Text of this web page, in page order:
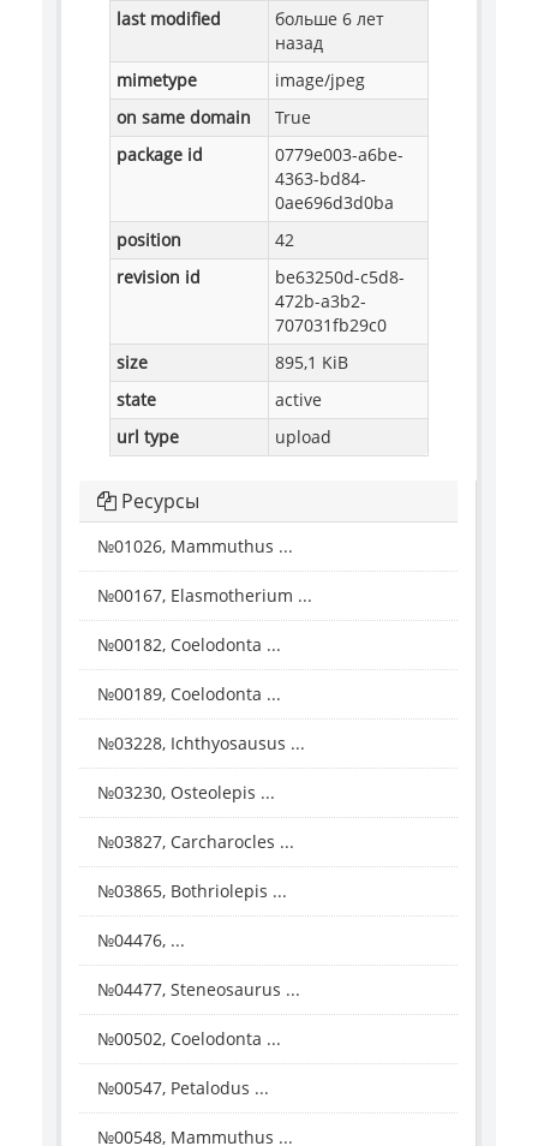
last modified
больше 6 лет
назад
mimetype
image/jpeg
on same domain
True
package id
0779e003-a6be-
4363-bd84-
0ae696d3d0ba
position
42
revision id
be63250d-c5d8-
472b-a3b2-
707031fb29c0
size
895,1 KiB
state
active
url type
upload
Ресурсы
№01026, Mammuthus ...
№00167, Elasmotherium ...
№00182, Coelodonta ...
№00189, Coelodonta ...
№03228, Ichthyosausus ...
№03230, Osteolepis ...
№03827, Carcharocles ...
№03865, Bothriolepis ...
№04476, ...
№04477, Steneosaurus ...
№00502, Coelodonta ...
№00547, Petalodus ...
№00548, Mammuthus ...